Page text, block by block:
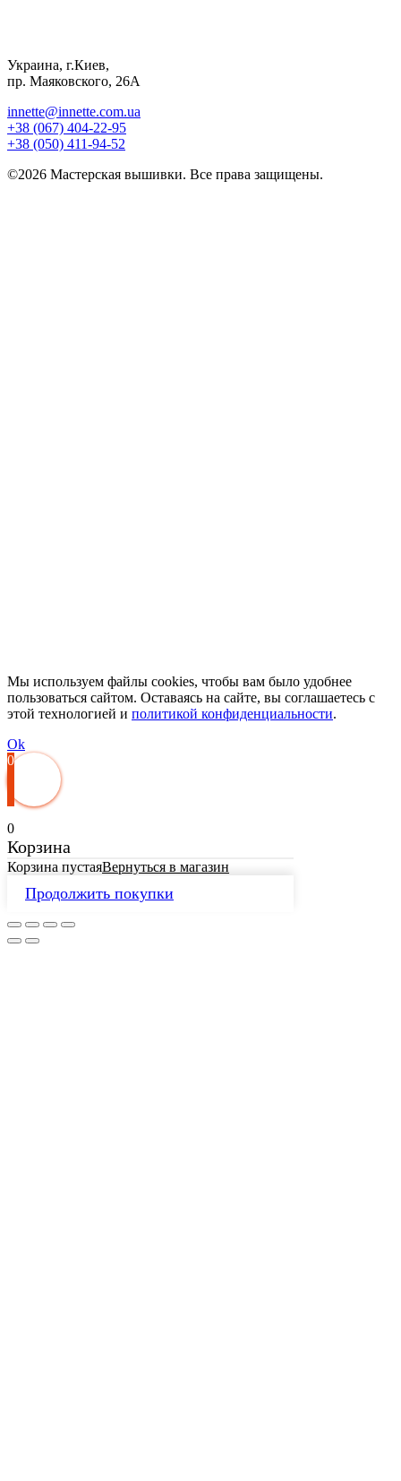
Украина, г.Киев,
пр. Маяковского, 26А
innette@innette.com.ua
+38 (067) 404-22-95
+38 (050) 411-94-52
©2026 Мастерская вышивки. Все права защищены.
Мы используем файлы cookies, чтобы вам было удобнее
пользоваться сайтом. Оставаясь на сайте, вы соглашаетесь с
этой технологией и политикой конфиденциальности.
Ok
0
0
Корзина
Корзина пустаяВернуться в магазин
Продолжить покупки